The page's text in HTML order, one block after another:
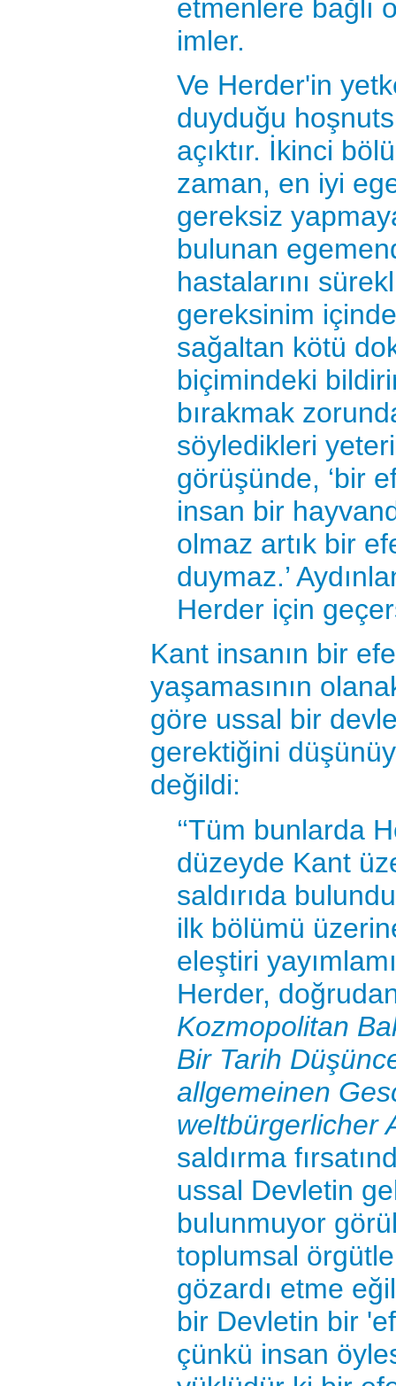
etmenlere bağlı
imler.
Ve Herder'in
duyduğu
açıktır. İkinci
zaman, en iyi
gereksiz
bulunan
hastalarını
gereksinim
sağaltan kötü
biçimindeki
bırakmak
söyledikleri
görüşünde, ‘bir
insan bir
olmaz artık bir
duymaz.’
Herder için
Kant insanın bir
yaşamasının
göre ussal bir
gerektiğini
değildi:
‘‘Tüm bunlarda
düzeyde Kant
saldırıda
ilk bölümü
eleştiri
Herder,
Kozmopolitan
Bir Tarih
allgemeinen
weltbürgerlicher
saldırma
ussal Devletin
bulunmuyor
toplumsal
gözardı etme
bir Devletin bir
çünkü insan